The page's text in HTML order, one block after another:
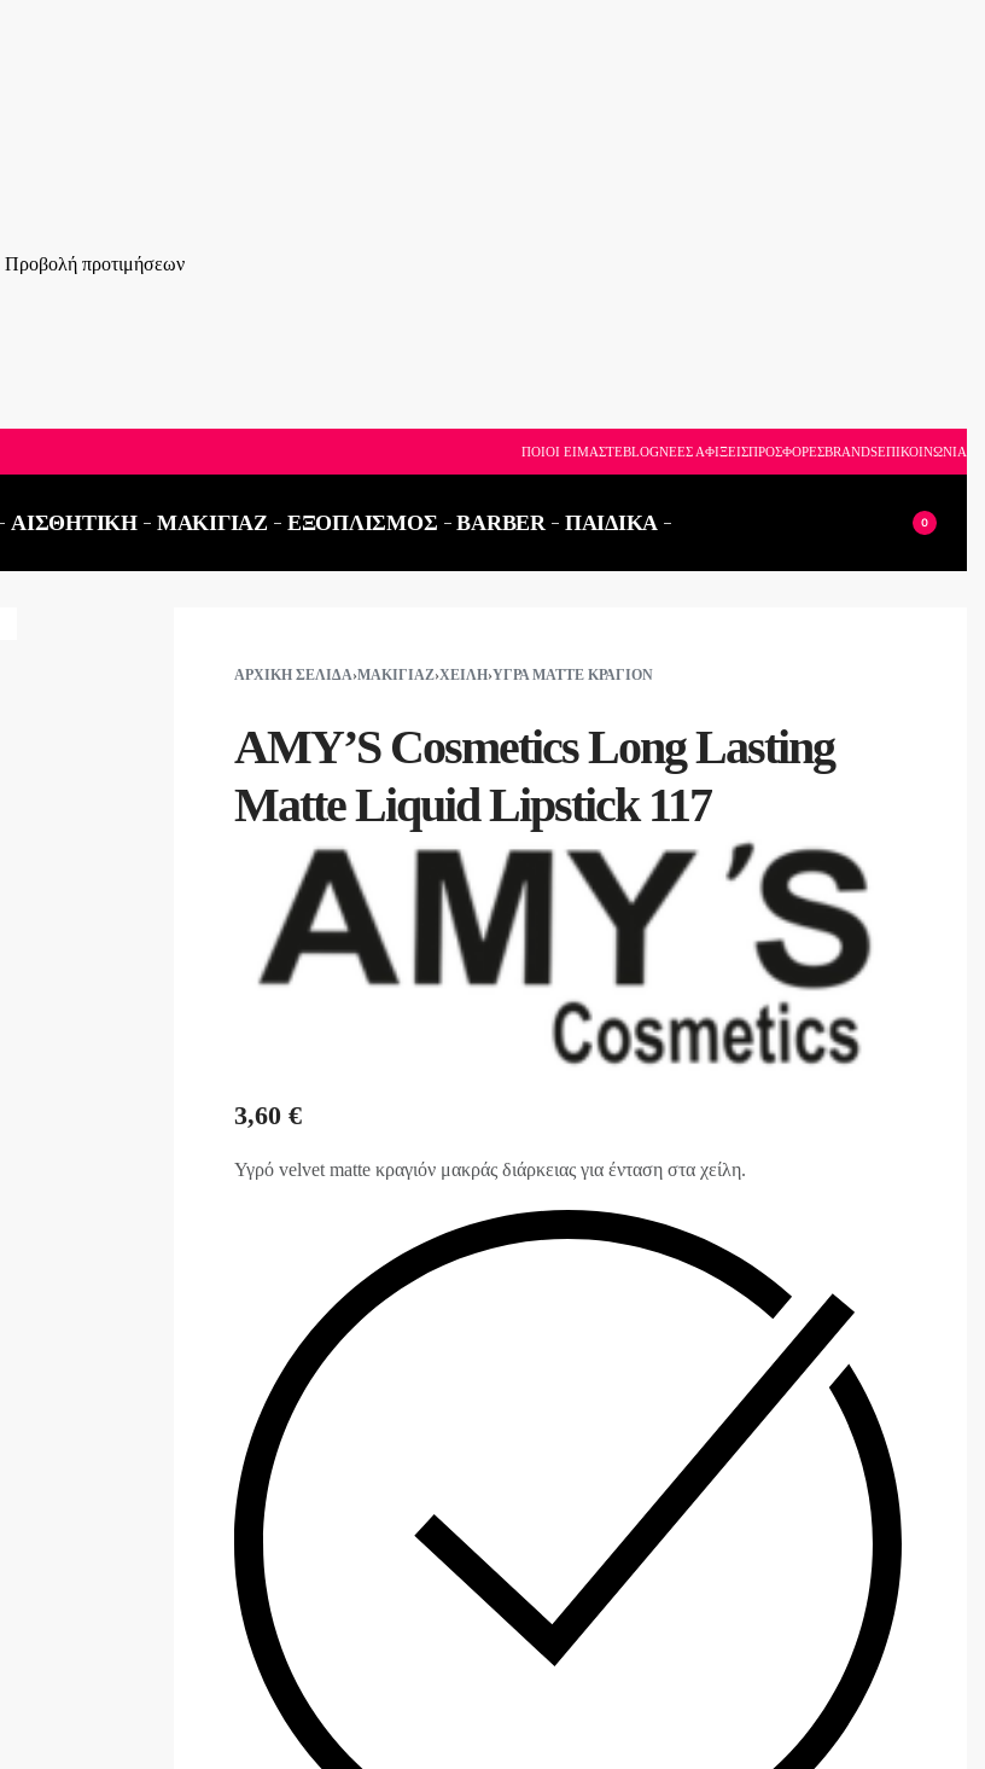
Προβολή προτιμήσεων
ΠΟΙΟΙ ΕΙΜΑΣΤΕBLOGΝΕΕΣ ΑΦΙΞΕΙΣΠΡΟΣΦΟΡΕΣBRANDSΕΠΙΚΟΙΝΩΝΙΑ
ΑΙΣΘΗΤΙΚΗ ΜΑΚΙΓΙΑΖ ΕΞΟΠΛΙΣΜΟΣ BARBER ΠΑΙΔΙΚΑ 0
ΑΡΧΙΚΉ ΣΕΛΊΔΑ›ΜΑΚΙΓΙΆΖ›ΧΕΊΛΗ›ΥΓΡΆ MATTE ΚΡΑΓΙΌΝ
AMY’S Cosmetics Long Lasting
Matte Liquid Lipstick 117
3,60 €
Υγρό velvet matte κραγιόν μακράς διάρκειας για ένταση στα χείλη.